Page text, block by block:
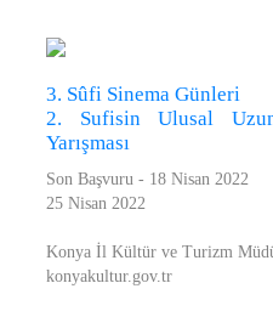
3. Sûfi Sinema Günleri
2. Sufisin Ulusal
Yarışması
Son Başvuru - 18 Nisan 2022
25 Nisan 2022
Konya İl Kültür ve Turizm
konyakultur.gov.tr